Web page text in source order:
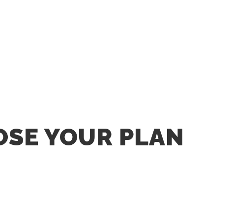
YOUR PLAN